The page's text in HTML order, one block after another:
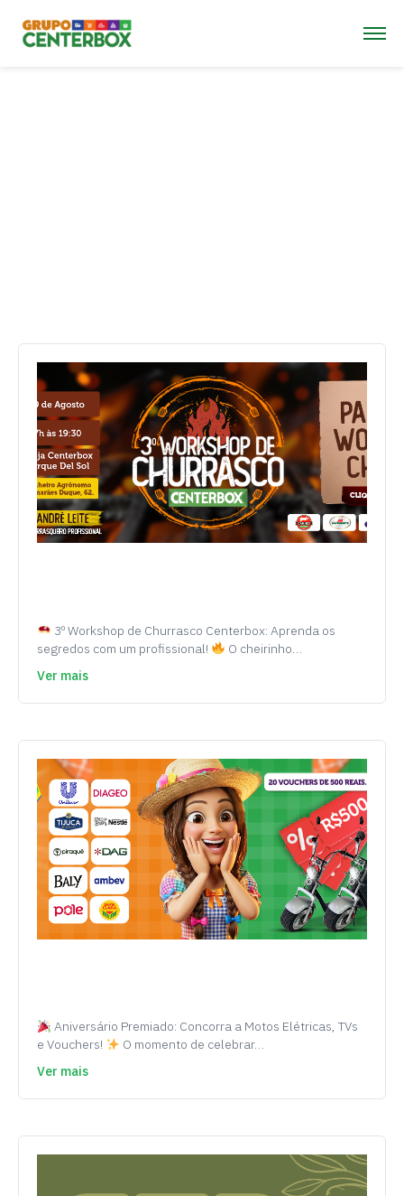
3º Workshop de Churrasco Centerbox: Aprenda os
segredos com um profissional!
O cheirinho…
Ver mais
Aniversário Premiado: Concorra a Motos Elétricas, TVs
e Vouchers!
O momento de celebrar…
Ver mais